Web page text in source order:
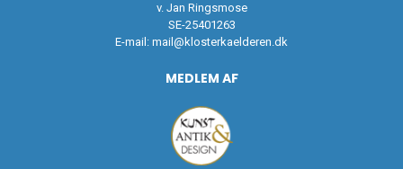
v. Jan Ringsmose
SE-25401263
E-mail: mail@klosterkaelderen.dk
MEDLEM AF